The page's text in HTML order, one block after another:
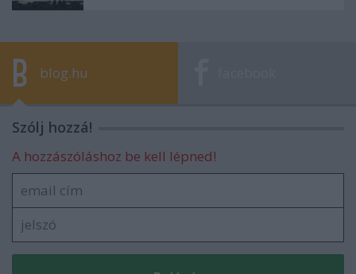
blog.hu
Szólj hozzá!
A hozzászóláshoz be kell lépned!